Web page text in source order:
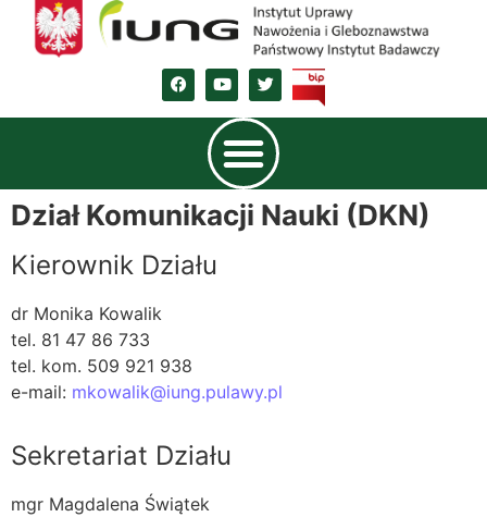
Dział Komunikacji Nauki (DKN)
Kierownik Działu
dr Monika Kowalik
tel. 81 47 86 733
tel. kom. 509 921 938
e-mail: mkowalik@iung.pulawy.pl
Sekretariat Działu
mgr Magdalena Świątek